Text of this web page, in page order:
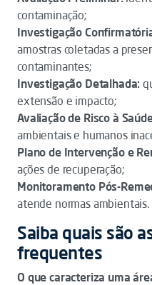
contaminação;
Investigação
amostras coletadas a
contaminantes;
Investigação Detalhada:
extensão e impacto;
Avaliação de Risco à
ambientais e humanos
Plano de Intervenção e
ações de recuperação;
Monitoramento Pós-
atende normas ambientais.
Saiba quais são
frequentes
O que caracteriza uma